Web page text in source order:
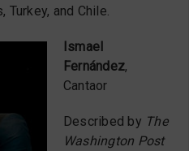
Turkey, and Chile.
Ismael
Fernández,
Cantaor
Described by The
Washington Post